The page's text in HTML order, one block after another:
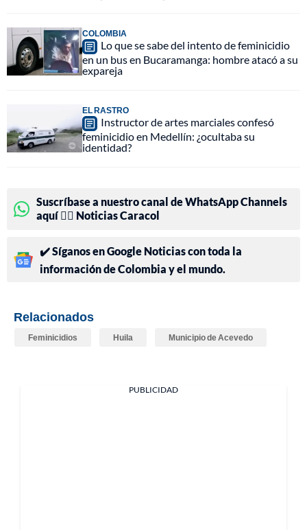
COLOMBIA
Lo que se sabe del intento de feminicidio
en un bus en Bucaramanga: hombre atacó a su
expareja
EL RASTRO
Instructor de artes marciales confesó
feminicidio en Medellín: ¿ocultaba su
identidad?
Suscríbase a nuestro canal de WhatsApp Channels
aquí 👉🏻 Noticias Caracol
✔️ Síganos en Google Noticias con toda la
información de Colombia y el mundo.
Relacionados
Feminicidios Huila Municipio de Acevedo
PUBLICIDAD